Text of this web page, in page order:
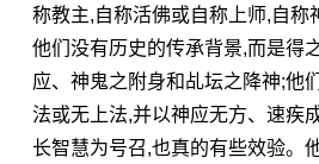
称教主,自称活佛或自称上师,自称
他们没有历史的传承背景,而是得
应、神鬼之附身和乩坛之降神;他
法或无上法,并以神应无方、速疾
长智慧为号召,也真的有些效验。